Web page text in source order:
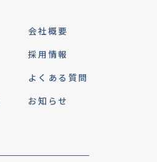
会社概要
採用情報
よくある質問
お知らせ